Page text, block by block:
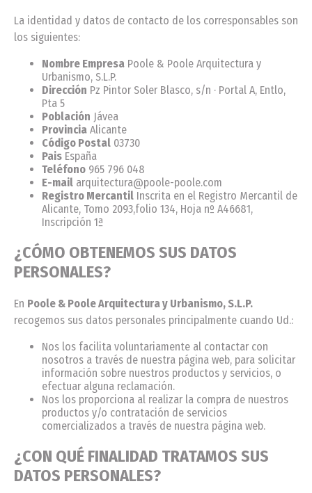
La identidad y datos de contacto de los corresponsables son
los siguientes:
Nombre Empresa Poole & Poole Arquitectura y
Urbanismo, S.L.P.
Dirección Pz Pintor Soler Blasco, s/n · Portal A, Entlo,
Pta 5
Población Jávea
Provincia Alicante
Código Postal 03730
Pais España
Teléfono 965 796 048
E-mail arquitectura@poole-poole.com
Registro Mercantil Inscrita en el Registro Mercantil de
Alicante, Tomo 2093,folio 134, Hoja nº A46681,
Inscripción 1ª
¿CÓMO OBTENEMOS SUS DATOS
PERSONALES?
En Poole & Poole Arquitectura y Urbanismo, S.L.P.
recogemos sus datos personales principalmente cuando Ud.:
Nos los facilita voluntariamente al contactar con
nosotros a través de nuestra página web, para solicitar
información sobre nuestros productos y servicios, o
efectuar alguna reclamación.
Nos los proporciona al realizar la compra de nuestros
productos y/o contratación de servicios
comercializados a través de nuestra página web.
¿CON QUÉ FINALIDAD TRATAMOS SUS
DATOS PERSONALES?